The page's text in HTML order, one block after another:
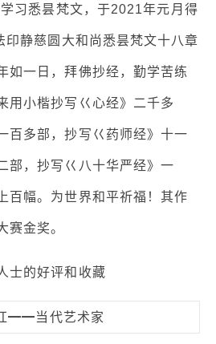
习悉昙梵文，于2021年元月得
印静慈圆大和尚悉昙梵文十八章
如一日，拜佛抄经，勤学苦练
用小楷抄写巜心经》二千多
百多部，抄写巜药师经》十一
部，抄写巜八十华严经》一
百幅。为世界和平祈福！其作
赛金奖。
士的好评和收藏